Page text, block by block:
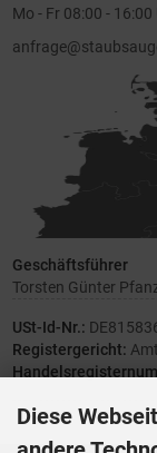
Mo - Fr 08:00 - 16:00
Geschäftsführer
Torsten Günter
USt-Id-Nr.:
Registergericht:
Diese